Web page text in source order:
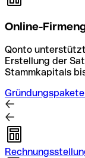
Online-
Qonto
Erstellung der
Stammkapitals